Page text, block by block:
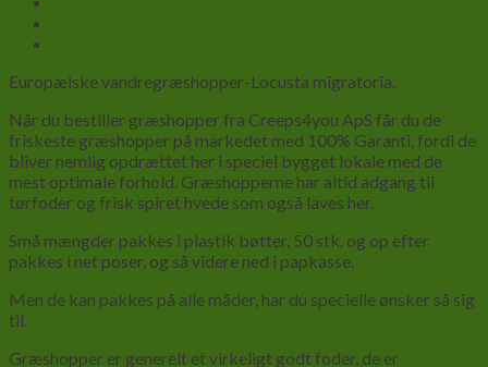
Europæiske vandregræshopper-Locusta migratoria.
Når du bestiller græshopper fra Creeps4you ApS får du de
friskeste græshopper på markedet med 100% Garanti, fordi de
bliver nemlig opdrættet her i speciel bygget lokale med de
mest optimale forhold. Græshopperne har altid adgang til
tørfoder og frisk spiret hvede som også laves her.
Små mængder pakkes i plastik bøtter, 50 stk. og op efter
pakkes i net poser, og så videre ned i papkasse.
Men de kan pakkes på alle måder, har du specielle ønsker så sig
til.
Græshopper er generelt et virkeligt godt foder, de er